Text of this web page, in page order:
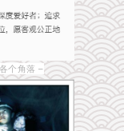
个角落 –